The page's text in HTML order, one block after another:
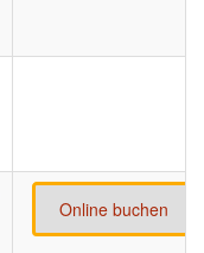
Online buchen